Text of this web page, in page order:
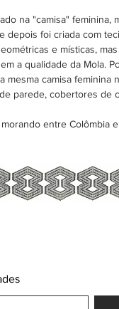
e da casa.
na "camisa" feminina,
depois foi criada com
e místicas,
a qualidade da Mola.
mesma camisa feminina
parede, cobertores de
entre Colômbia e